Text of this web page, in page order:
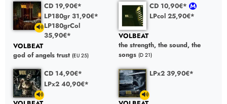
CD 19,90€*
LP180gr 31,90€*
LP180grCol
35,90€*
VOLBEAT
god of angels trust (EU 25)
CD 10,90€*
LPcol 25,90€*
VOLBEAT
the strength, the sound, the
songs (D 21)
CD 14,90€*
LPx2 40,90€*
LPx2 39,90€*